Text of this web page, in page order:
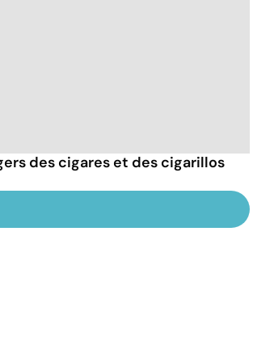
des cigares et des cigarillos